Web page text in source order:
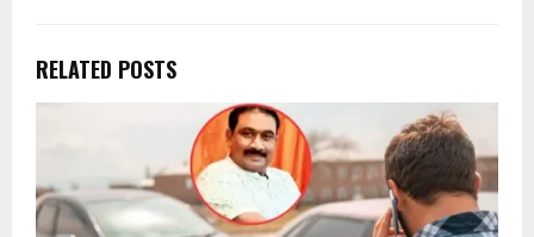
RELATED POSTS